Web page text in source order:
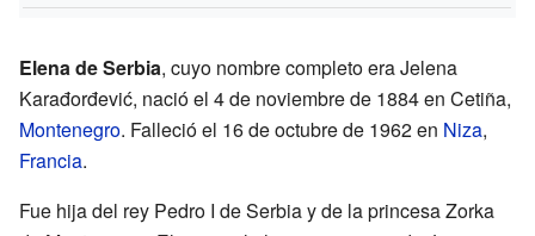
Elena de Serbia, cuyo nombre completo era Jelena
Karađorđević, nació el 4 de noviembre de 1884 en Cetiña,
Montenegro. Falleció el 16 de octubre de 1962 en Niza,
Francia.
Fue hija del rey Pedro I de Serbia y de la princesa Zorka